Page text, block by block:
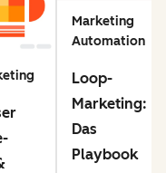
Marketing
Automation
Loop-
Marketing:
Das
Playbook